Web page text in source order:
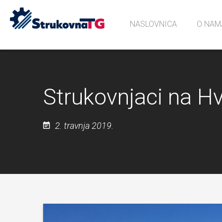
NASLOVNICA O
Strukovnjaci na
2. travnja 2019.